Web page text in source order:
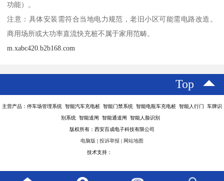
功能）。
注意：具体安装需符合当地电力规范，老旧小区可能需电路改造。
商用场所或大功率直流快充桩不属于家用范畴。
m.xabc420.b2b168.com
Top
主营产品：停车场管理系统 智能汽车充电桩 智能门禁系统 智能电瓶车充电桩 智能人行门 车牌识
别系统 智能道闸 智能通道闸 智能人脸识别
版权所有：西安百成电子科技有限公司
电脑版 投诉举报 网站地图
技术支持：